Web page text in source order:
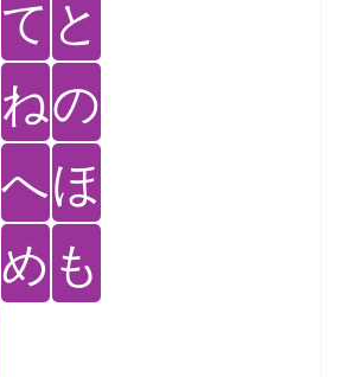
て と
ねの
へほ
め も